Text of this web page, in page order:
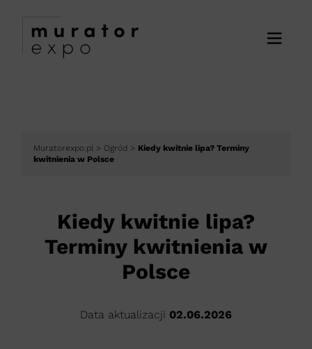
Muratorexpo.pl > Ogród > Kiedy kwitnie lipa? Terminy
kwitnienia w Polsce
Kiedy kwitnie lipa?
Terminy kwitnienia w
Polsce
Data aktualizacji 02.06.2026